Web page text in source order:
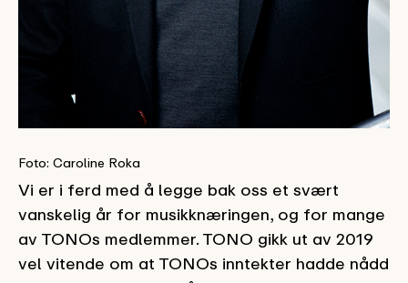
Foto: Caroline Roka
Vi er i ferd med å legge bak oss et svært
vanskelig år for musikknæringen, og for mange
av TONOs medlemmer. TONO gikk ut av 2019
vel vitende om at TONOs inntekter hadde nådd